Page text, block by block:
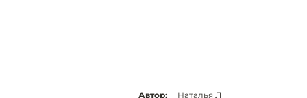
Автор: Наталья Л